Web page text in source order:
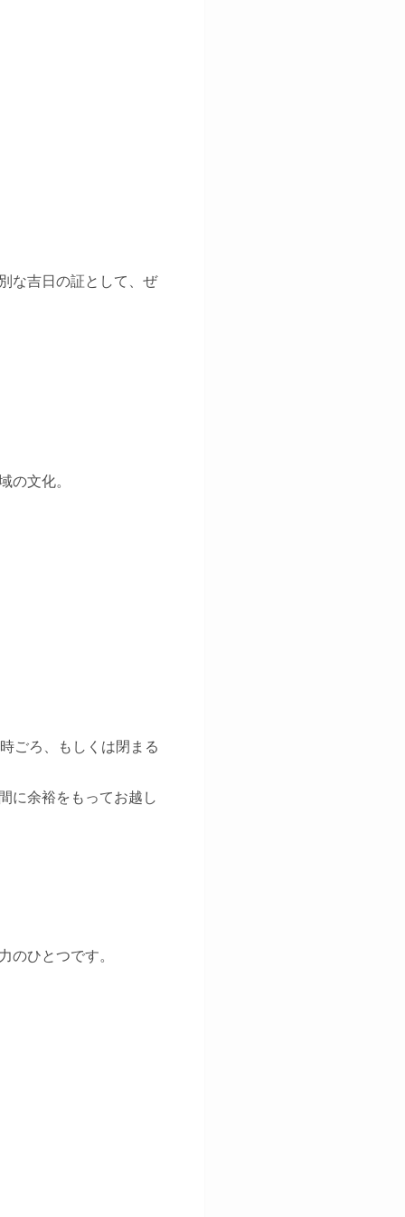
な吉日の証として、ぜ
の文化。
ごろ、もしくは閉まる
に余裕をもってお越し
のひとつです。